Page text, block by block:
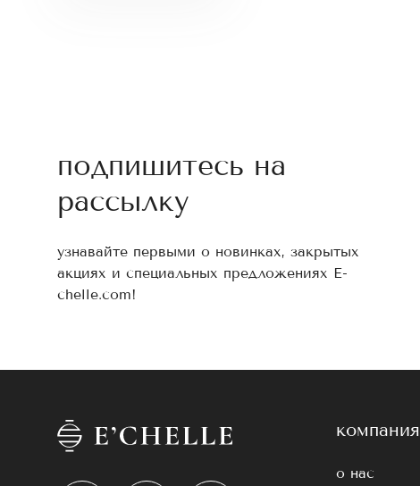
подпишитесь на
рассылку
узнавайте первыми о новинках, закрытых
акциях и специальных предложениях E-
chelle.com!
компания
о нас